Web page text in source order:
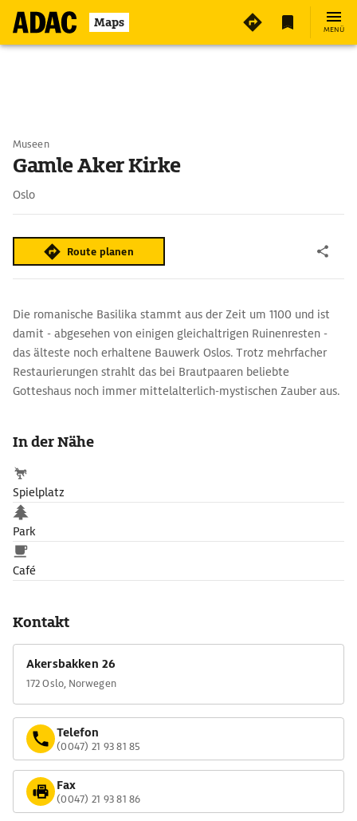
Maps MENÜ
Museen
Gamle Aker Kirke
Oslo
Route planen
Die romanische Basilika stammt aus der Zeit um 1100 und ist
damit - abgesehen von einigen gleichaltrigen Ruinenresten -
das älteste noch erhaltene Bauwerk Oslos. Trotz mehrfacher
Restaurierungen strahlt das bei Brautpaaren beliebte
Gotteshaus noch immer mittelalterlich-mystischen Zauber aus.
Henrik Ibsen und Edvard Munch.
In der Nähe
Spielplatz
Park
Café
Kontakt
Akersbakken 26
172 Oslo, Norwegen
Telefon
(0047) 21 93 81 85
Fax
(0047) 21 93 81 86